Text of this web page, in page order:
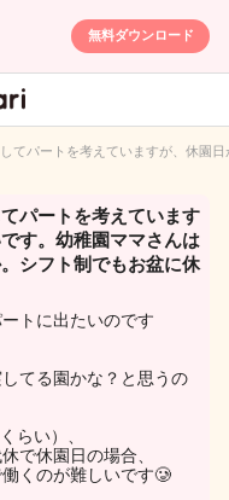
無料ダウンロード
てパートを考えていますが、休園
パートを考えています
す。幼稚園ママさんは
シフト制でもお盆に休
トに出たいのです
てる園かな？と思うの
らい）、
で休園日の場合、
くのが難しいです🥲